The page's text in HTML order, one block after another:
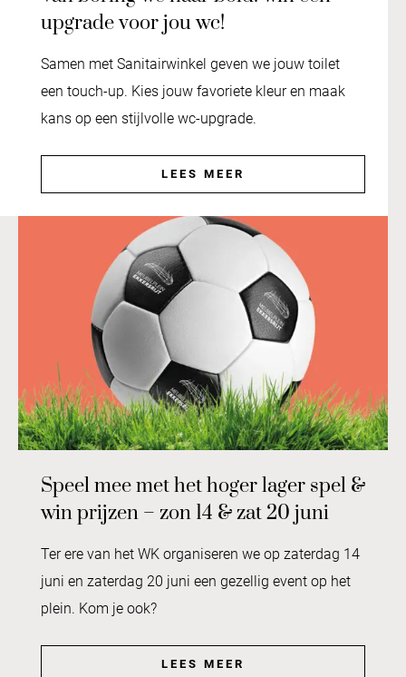
upgrade voor jou wc!
Samen met Sanitairwinkel geven we jouw toilet
een touch-up. Kies jouw favoriete kleur en maak
kans op een stijlvolle wc-upgrade.
LEES MEER
Speel mee met het hoger lager spel &
win prijzen – zon 14 & zat 20 juni
Ter ere van het WK organiseren we op zaterdag 14
juni en zaterdag 20 juni een gezellig event op het
plein. Kom je ook?
LEES MEER